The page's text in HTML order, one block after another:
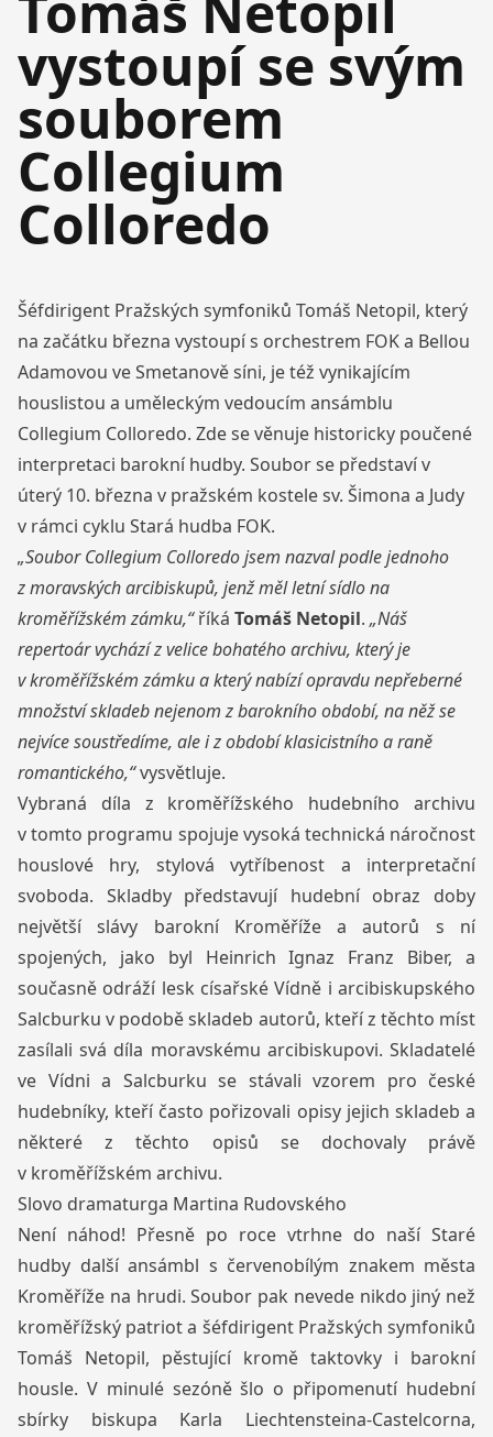
vystoupí se svým
souborem
Collegium
Colloredo
Šéfdirigent Pražských symfoniků Tomáš Netopil, který
na začátku března vystoupí s orchestrem FOK a Bellou
Adamovou ve Smetanově síni, je též vynikajícím
houslistou a uměleckým vedoucím ansámblu
Collegium Colloredo. Zde se věnuje historicky poučené
interpretaci barokní hudby. Soubor se představí v
úterý 10. března v pražském kostele sv. Šimona a Judy
v rámci cyklu Stará hudba FOK.
„Soubor Collegium Colloredo jsem nazval podle jednoho
z moravských arcibiskupů, jenž měl letní sídlo na
kroměřížském zámku,“říká Tomáš Netopil. „Náš
repertoár vychází z velice bohatého archivu, který je
v kroměřížském zámku a který nabízí opravdu nepřeberné
množství skladeb nejenom z barokního období, na něž se
nejvíce soustředíme, ale i z období klasicistního a raně
romantického,“vysvětluje.
Vybraná díla z kroměřížského hudebního archivu
v tomto programu spojuje vysoká technická náročnost
houslové hry, stylová vytříbenost a interpretační
svoboda. Skladby představují hudební obraz doby
největší slávy barokní Kroměříže a autorů s ní
spojených, jako byl Heinrich Ignaz Franz Biber, a
současně odráží lesk císařské Vídně i arcibiskupského
Salcburku v podobě skladeb autorů, kteří z těchto míst
zasílali svá díla moravskému arcibiskupovi. Skladatelé
ve Vídni a Salcburku se stávali vzorem pro české
hudebníky, kteří často pořizovali opisy jejich skladeb a
některé z těchto opisů se dochovaly právě
v kroměřížském archivu.
Slovo dramaturga Martina Rudovského
Není náhod! Přesně po roce vtrhne do naší Staré
hudby další ansámbl s červenobílým znakem města
Kroměříže na hrudi. Soubor pak nevede nikdo jiný než
kroměřížský patriot a šéfdirigent Pražských symfoniků
Tomáš Netopil, pěstující kromě taktovky i barokní
housle. V minulé sezóně šlo o připomenutí hudební
sbírky biskupa Karla Liechtensteina-Castelcorna,